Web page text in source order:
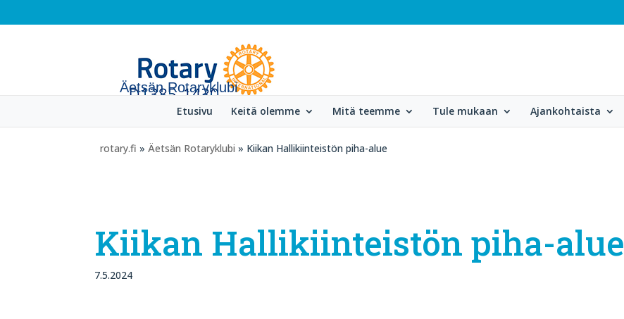
Äetsän Rotaryklubi
Etusivu Keitä olemme Mitä teemme Tule mukaan Ajankohtaista
rotary.fi » Äetsän Rotaryklubi » Kiikan Hallikiinteistön piha-alue
Kiikan Hallikiinteistön piha-alue
7.5.2024